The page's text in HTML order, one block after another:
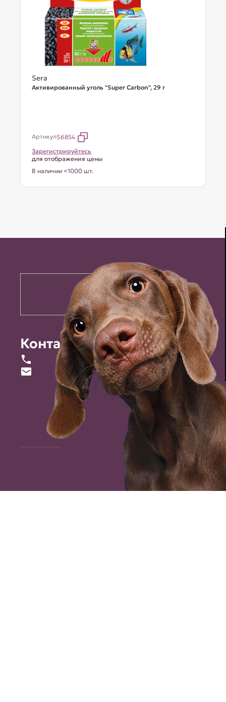
Sera
Активированный уголь "Super Carbon", 29 г
АртикулS6854
Зарегистрируйтесь
для отображения цены
В наличии <1000 шт.
Контакты